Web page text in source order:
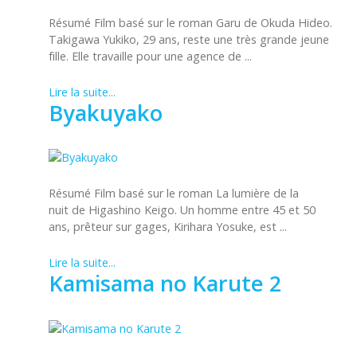
Résumé Film basé sur le roman Garu de Okuda Hideo.
Takigawa Yukiko, 29 ans, reste une très grande jeune
fille. Elle travaille pour une agence de ...
Lire la suite...
Byakuyako
Résumé Film basé sur le roman La lumière de la
nuit de Higashino Keigo. Un homme entre 45 et 50
ans, prêteur sur gages, Kirihara Yosuke, est ...
Lire la suite...
Kamisama no Karute 2